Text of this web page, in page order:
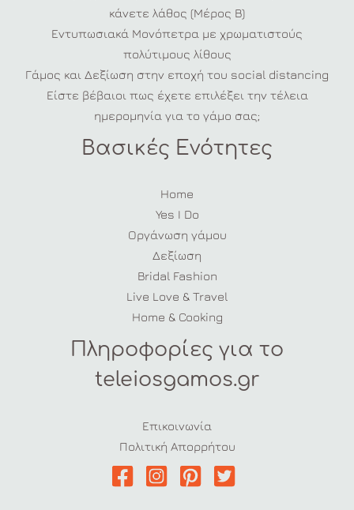
κάνετε λάθος (Μέρος Β)
Εντυπωσιακά Μονόπετρα με χρωματιστούς
πολύτιμους λίθους
Γάμος και Δεξίωση στην εποχή του social distancing
Είστε βέβαιοι πως έχετε επιλέξει την τέλεια
ημερομηνία για το γάμο σας;
Βασικές Ενότητες
Home
Yes I Do
Οργάνωση γάμου
Δεξίωση
Bridal Fashion
Live Love & Travel
Home & Cooking
Πληροφορίες για το
teleiosgamos.gr
Επικοινωνία
Πολιτική Απορρήτου